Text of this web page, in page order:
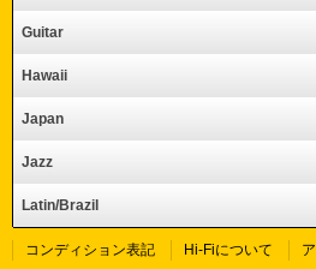
Guitar
Hawaii
Japan
Jazz
Latin/Brazil
コンディション表記 Hi-Fiについて